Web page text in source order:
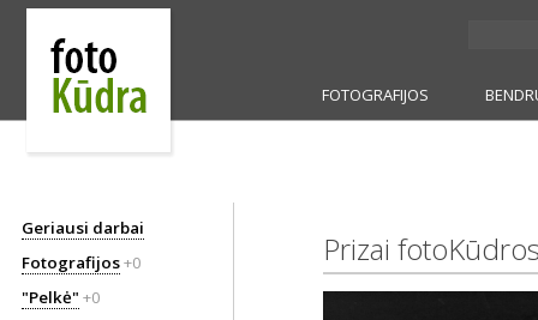
FOTOGRAFIJOS
Geriausi darbai
Fotografijos+0
"Pelkė" +0
Prizai